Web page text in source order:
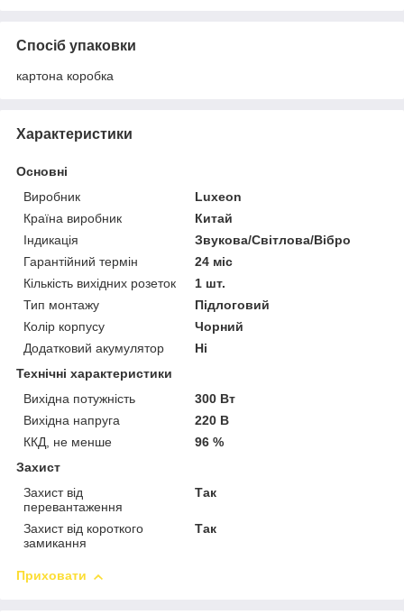
Спосіб упаковки
картона коробка
Характеристики
Основні
Виробник
Luxeon
Країна виробник
Китай
Індикація
Звукова/Світлова/Вібро
Гарантійний термін
24 міс
Кількість вихідних розеток
1 шт.
Тип монтажу
Підлоговий
Колір корпусу
Чорний
Додатковий акумулятор
Ні
Технічні характеристики
Вихідна потужність
300 Вт
Вихідна напруга
220 В
ККД, не менше
96 %
Захист
Захист від
перевантаження
Так
Захист від короткого
замикання
Так
Приховати